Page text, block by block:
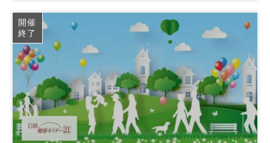
開催
終了